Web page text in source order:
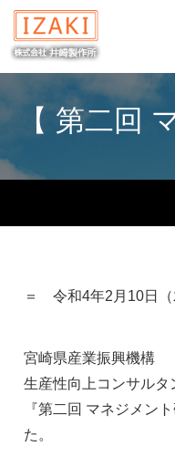
【 第二回
＝ 令和4年2月10日（
宮崎県産業振興機構
生産性向上コンサルタ
『第二回 マネジメン
た。